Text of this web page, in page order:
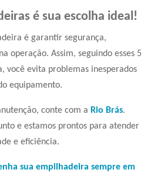
é sua escolha ideal!
é garantir segurança,
operação. Assim, seguindo esses 5
você evita problemas inesperados
equipamento.
conte com a Rio Brás.
e estamos prontos para atender
e eficiência.
sua empilhadeira sempre em